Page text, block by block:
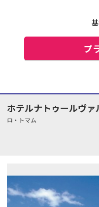
プ
ホテルナトゥールヴァ
ロ・トマム